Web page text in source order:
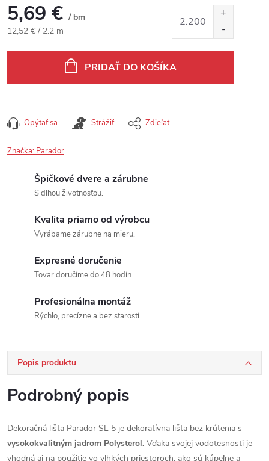
5,69 € / bm
Jednotková cena:
12,52 € / 2.2 m
PRIDAŤ DO KOŠÍKA
Opýtať sa Strážiť Zdieľať
Značka: Parador
Špičkové dvere a zárubne
S dlhou životnosťou.
Kvalita priamo od výrobcu
Vyrábame zárubne na mieru.
Expresné doručenie
Tovar doručíme do 48 hodín.
Profesionálna montáž
Rýchlo, precízne a bez starostí.
Popis produktu
Podrobný popis
Dekoračná lišta Parador SL 5 je dekoratívna lišta bez krútenia s
vysokokvalitným jadrom Polysterol. Vďaka svojej vodotesnosti je
vhodná aj na použitie vo vlhkých priestoroch, ako sú kúpeľne a